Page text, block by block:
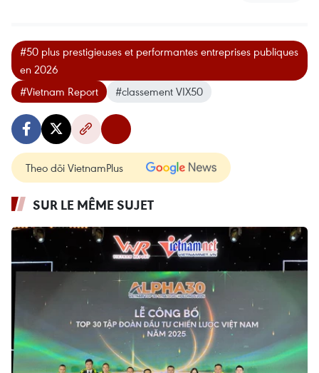
#50 plus prestigieuses et performantes entreprises publiques
en 2026
#Vietnam Report
#classement VIX50
Theo dõi VietnamPlus
SUR LE MÊME SUJET